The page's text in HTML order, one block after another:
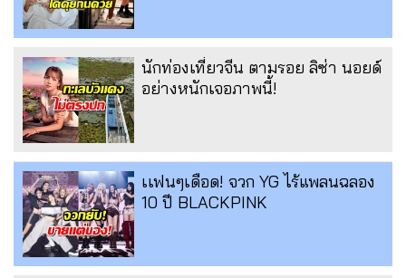
นักท่องเที่ยวจีน ตามรอย ลิซ่า นอยด์
อย่างหนักเจอภาพนี้!
เเฟนๆเดือด! จวก YG ไร้แพลนฉลอง
10 ปี BLACKPINK